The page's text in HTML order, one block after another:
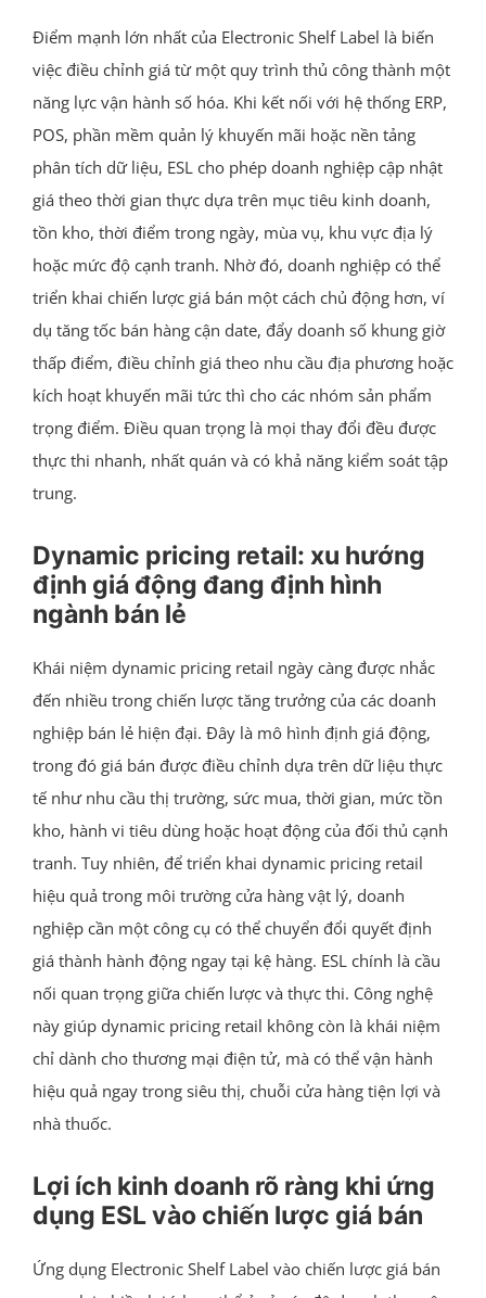
Điểm mạnh lớn nhất của Electronic Shelf Label là biến
việc điều chỉnh giá từ một quy trình thủ công thành một
năng lực vận hành số hóa. Khi kết nối với hệ thống ERP,
POS, phần mềm quản lý khuyến mãi hoặc nền tảng
phân tích dữ liệu, ESL cho phép doanh nghiệp cập nhật
giá theo thời gian thực dựa trên mục tiêu kinh doanh,
tồn kho, thời điểm trong ngày, mùa vụ, khu vực địa lý
hoặc mức độ cạnh tranh. Nhờ đó, doanh nghiệp có thể
triển khai chiến lược giá bán một cách chủ động hơn, ví
dụ tăng tốc bán hàng cận date, đẩy doanh số khung giờ
thấp điểm, điều chỉnh giá theo nhu cầu địa phương hoặc
kích hoạt khuyến mãi tức thì cho các nhóm sản phẩm
trọng điểm. Điều quan trọng là mọi thay đổi đều được
thực thi nhanh, nhất quán và có khả năng kiểm soát tập
trung.
Dynamic pricing retail: xu hướng
định giá động đang định hình
ngành bán lẻ
Khái niệm dynamic pricing retail ngày càng được nhắc
đến nhiều trong chiến lược tăng trưởng của các doanh
nghiệp bán lẻ hiện đại. Đây là mô hình định giá động,
trong đó giá bán được điều chỉnh dựa trên dữ liệu thực
tế như nhu cầu thị trường, sức mua, thời gian, mức tồn
kho, hành vi tiêu dùng hoặc hoạt động của đối thủ cạnh
tranh. Tuy nhiên, để triển khai dynamic pricing retail
hiệu quả trong môi trường cửa hàng vật lý, doanh
nghiệp cần một công cụ có thể chuyển đổi quyết định
giá thành hành động ngay tại kệ hàng. ESL chính là cầu
nối quan trọng giữa chiến lược và thực thi. Công nghệ
này giúp dynamic pricing retail không còn là khái niệm
chỉ dành cho thương mại điện tử, mà có thể vận hành
hiệu quả ngay trong siêu thị, chuỗi cửa hàng tiện lợi và
nhà thuốc.
Lợi ích kinh doanh rõ ràng khi ứng
dụng ESL vào chiến lược giá bán
Ứng dụng Electronic Shelf Label vào chiến lược giá bán